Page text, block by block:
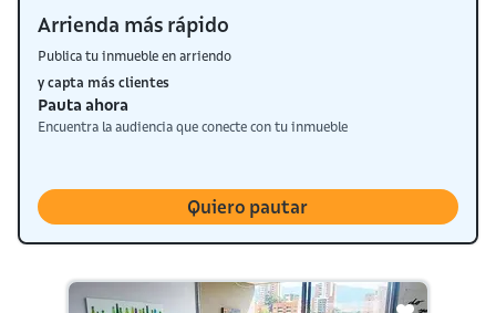
Arrienda más rápido
Publica tu inmueble en arriendo
y capta más clientes
Pauta ahora
Encuentra la audiencia que conecte con tu inmueble
Quiero pautar